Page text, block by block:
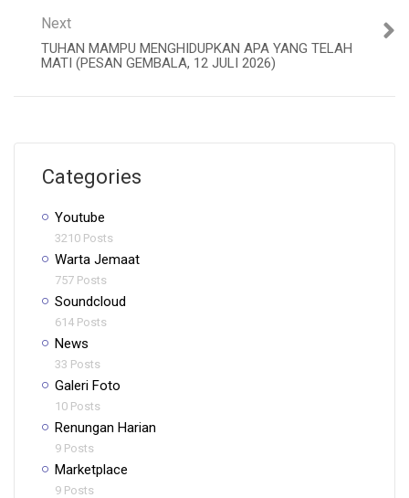
Next
TUHAN MAMPU MENGHIDUPKAN APA YANG TELAH
MATI (PESAN GEMBALA, 12 JULI 2026)
Categories
Youtube
3210 Posts
Warta Jemaat
757 Posts
Soundcloud
614 Posts
News
33 Posts
Galeri Foto
10 Posts
Renungan Harian
9 Posts
Marketplace
9 Posts